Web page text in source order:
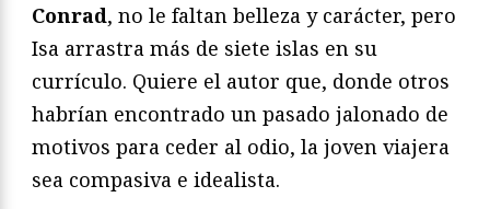
Conrad, no le faltan belleza y carácter, pero
Isa arrastra más de siete islas en su
currículo. Quiere el autor que, donde otros
habrían encontrado un pasado jalonado de
motivos para ceder al odio, la joven viajera
sea compasiva e idealista.